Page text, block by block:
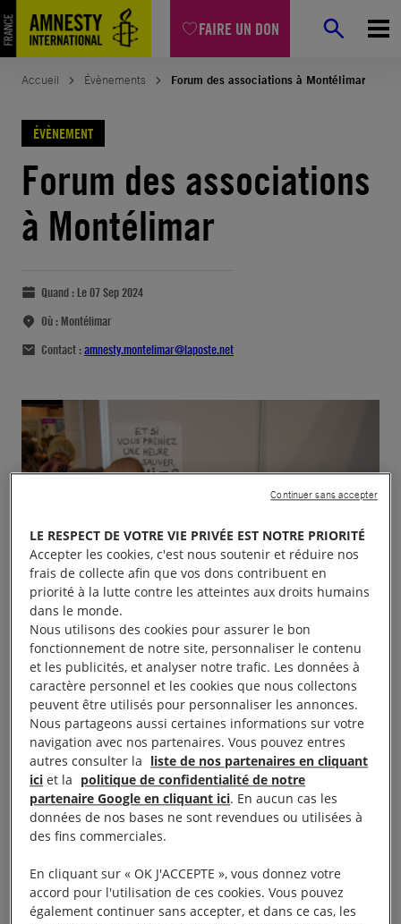
FAIRE UN DON
Accueil Évènements Forum des associations à Montélimar
ÉVÈNEMENT
Forum des associations
à Montélimar
Quand : Le 07 Sep 2024
Où : Montélimar
Contact :amnesty.montelimar@laposte.net
Comme chaque année, le groupe d’Amnesty
Forum des associations du 7 septembre 2024. Nous
serons à votre disposition pour vous présenter
LE RESPECT DE VOTRE VIE PRIVÉE EST NOTRE PRIORITÉ
Accepter les cookies, c'est nous soutenir et réduire nos
frais de collecte afin que vos dons contribuent en
priorité à la lutte contre les atteintes aux droits humains
dans le monde.
Nous utilisons des cookies pour assurer le bon
fonctionnement de notre site, personnaliser le contenu
et les publicités, et analyser notre trafic. Les données à
caractère personnel et les cookies que nous collectons
peuvent être utilisés pour personnaliser les annonces.
Nous partageons aussi certaines informations sur votre
navigation avec nos partenaires. Vous pouvez entres
autres consulter la liste de nos partenaires en cliquant
ici et la politique de confidentialité de notre
partenaire Google en cliquant ici. En aucun cas les
données de nos bases ne sont revendues ou utilisées à
des fins commerciales.
En cliquant sur « OK J'ACCEPTE », vous donnez votre
accord pour l'utilisation de ces cookies. Vous pouvez
également continuer sans accepter, et dans ce cas, les
Continuer sans accepter